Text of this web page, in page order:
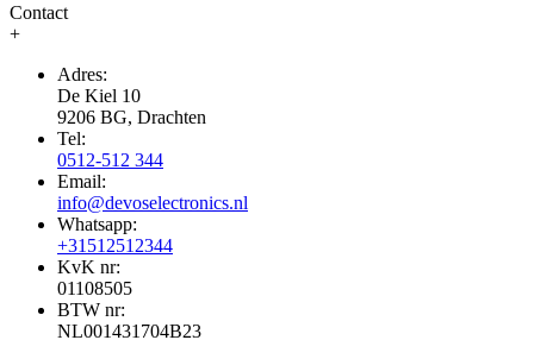
Contact
+
Adres:
De Kiel 10
9206 BG, Drachten
Tel:
0512-512 344
Email:
info@devoselectronics.nl
Whatsapp:
+31512512344
KvK nr:
01108505
BTW nr:
NL001431704B23